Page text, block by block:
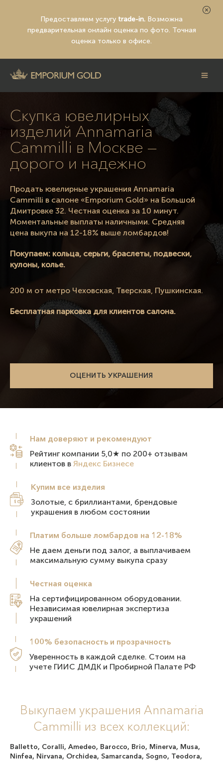
Предоставляем услугу trade-in. Возможна
предварительная онлайн оценка по фото. Точная
оценка только в офисе.
Скупка ювелирных
изделий Annamaria
Cammilli в Москве —
дорого и надежно
Продать ювелирные украшения Annamaria
Cammilli в салоне «Emporium Gold» на Большой
Дмитровке 32. Честная оценка за 10 минут.
Моментальные выплаты наличными. Средняя
цена выкупа на 12-18% выше ломбардов!
Покупаем: кольца, серьги, браслеты, подвески,
кулоны, колье.
200 м от метро Чеховская, Тверская, Пушкинская.
Бесплатная парковка для клиентов салона.
ОЦЕНИТЬ УКРАШЕНИЯ
Нам доверяют и рекомендуют
Рейтинг компании 5,0★ по 200+ отзывам
клиентов в Яндекс Бизнесе
Купим все изделия
Золотые, с бриллиантами, брендовые
украшения в любом состоянии
Платим больше ломбардов на 12-18%
Не даем деньги под залог, а выплачиваем
максимальную сумму выкупа сразу
Честная оценка
На сертифицированном оборудовании.
Независимая ювелирная экспертиза
украшений
100% безопасность и прозрачность
Уверенность в каждой сделке. Стоим на
учете ГИИС ДМДК и Пробирной Палате РФ
Выкупаем украшения Annamaria
Cammilli из всех коллекций:
Balletto, Coralli, Amedeo, Barocco, Brio, Minerva, Musa,
Ninfea, Nirvana, Orchidea, Samarcanda, Sogno, Teodora,